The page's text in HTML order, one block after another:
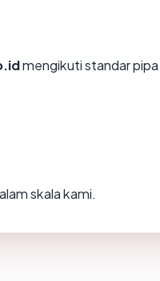
mengikuti standar
skala kami.